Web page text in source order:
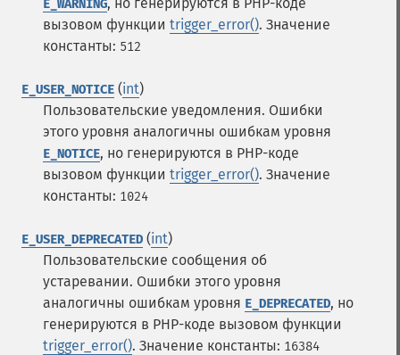
E_WARNING
вызовом функции trigger_error(). Значение
константы: 512
E_USER_NOTICE (int)
Пользовательские уведомления. Ошибки
этого уровня аналогичны ошибкам уровня
E_NOTICE, но генерируются в PHP-коде
вызовом функции trigger_error(). Значение
константы: 1024
E_USER_DEPRECATED (int)
Пользовательские сообщения об
устаревании. Ошибки этого уровня
аналогичны ошибкам уровня E_DEPRECATED, но
генерируются в PHP-коде вызовом функции
trigger_error(). Значение константы: 16384